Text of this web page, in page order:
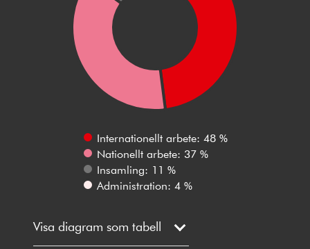
Internationellt arbete: 48 %
Nationellt arbete: 37 %
Insamling: 11 %
Administration: 4 %
Visa diagram som tabell